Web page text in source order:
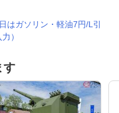
はガソリン・軽油7円/L引
）
す